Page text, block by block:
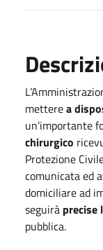
metterea
un’importante
chirurgico
Protezione
comunicata ed
domiciliare ad
seguirà precise
pubblica.